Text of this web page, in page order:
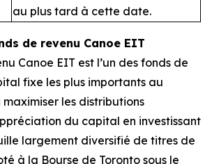
au plus tard à cette date.
de revenu Canoe EIT
Canoe EIT est l’un des fonds de
fixe les plus importants au
les distributions
du capital en investissant
largement diversifié de titres de
à la Bourse de Toronto sous le